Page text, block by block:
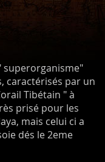
superorganisme"
caractérisés par un
Tibétain " à
prisé pour les
mais celui ci a
dés le 2eme